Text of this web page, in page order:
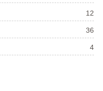
12
36
4